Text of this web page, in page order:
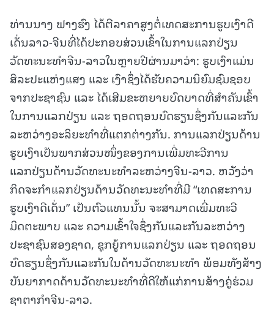
ທ່ານນາງ ຟາງຮົງ ໄດ້ຕີລາຄາສູງຕໍ່ເທດສະການຮູບເງົາດີ
ເດັ່ນລາວ-ຈີນທີ່ໄດ້ປະກອບສ່ວນເຂົ້າໃນການແລກປ່ຽນ
ວັດທະນະທຳຈີນ-ລາວໃນຫຼາຍປີຜ່ານມາວ່າ: ຮູບເງົາແມ່ນ
ສິລະປະແຫ່ງແສງ ແລະ ເງົາຊຶ່ງໄດ້ຮັບຄວາມນິຍົມຊົມຊອບ
ຈາກປະຊາຊົນ ແລະ ໄດ້ເສີມຂະຫຍາຍບົດບາດທີ່ສຳຄັນເຂົ້າ
ໃນການແລກປ່ຽນ ແລະ ຖອດຖອນບົດຮຽນຊຶ່ງກັນແລະກັນ
ລະຫວ່າງອະລິຍະທຳທີ່ແຕກຕ່າງກັນ. ການແລກປ່ຽນດ້ານ
ຮູບເງົາເປັນພາກສ່ວນໜຶ່ງຂອງການເພີ່ມທະວີການ
ແລກປ່ຽນດ້ານວັດທະນະທຳລະຫວ່າງຈີນ-ລາວ. ຫວັງວ່າ
ກິດຈະກຳແລກປ່ຽນດ້ານວັດທະນະທຳທີ່ມີ “ເທດສະການ
ຮູບເງົາດີເດັ່ນ” ເປັນຕົວແທນນັ້ນ ຈະສາມາດເພີ່ມທະວີ
ມິດຕະພາບ ແລະ ຄວາມເຂົ້າໃຈຊຶ່ງກັນແລະກັນລະຫວ່າງ
ປະຊາຊົນສອງຊາດ, ຊຸກຍູ້ການແລກປ່ຽນ ແລະ ຖອດຖອນ
ບົດຮຽນຊຶ່ງກັນແລະກັນໃນດ້ານວັດທະນະທຳ ພ້ອມທັງສ້າງ
ບັນຍາກາດດ້ານວັດທະນະທຳທີ່ດີໃຫ້ແກ່ການສ້າງຄູ່ຮ່ວມ
ຊາຕາກຳຈີນ-ລາວ.